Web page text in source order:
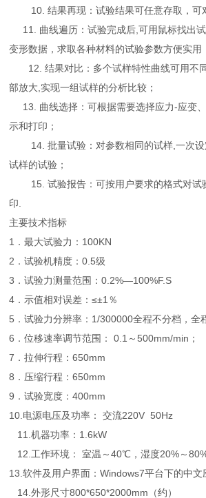
10. 结果再现：试验结果可任意存取，可
11. 曲线遍历：试验完成后,可用鼠标找出
变形数据，求取各种材料的试验参数方便实用
12. 结果对比：多个试样特性曲线可用不
部放大,实现一组试样的分析比较；
13. 曲线选择：可根据需要选择应力-应变
示和打印；
14. 批量试验：对参数相同的试样,一次设
试样的试验；
15. 试验报告：可按用户要求的格式对试
印.
主要技术指标
1．最大试验力：100KN
2．试验机精度：0.5级
3．试验力测量范围：0.2%—100%F.S
4．示值相对误差：≤±1％
5．试验力分辨率：1/300000全程不分档，全
6．位移速率调节范围： 0.1～500mm/min；
7．拉伸行程：650mm
8．压缩行程：650mm
9．试验宽度：400mm
10.电源电压及功率： 交流220V 50Hz
11.机器功率：1.6kW
12.工作环境： 室温～40℃，湿度20%～
13.软件及用户界面：Windows7平台下的中文
14.外形尺寸800*650*2000mm（约）